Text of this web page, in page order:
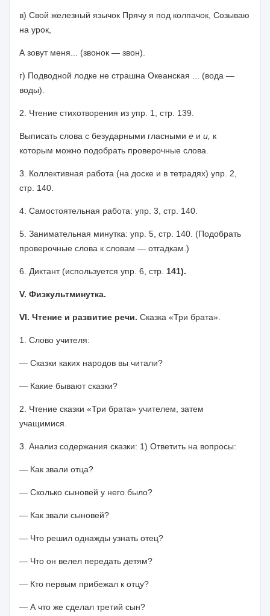
в) Свой железный язычок Прячу я под колпачок, Созываю
на урок,
А зовут меня... (звонок — звон).
г) Подводной лодке не страшна Океанская ... (вода —
воды).
2. Чтение стихотворения из упр. 1, стр. 139.
Выписать слова с безударными гласными е и и, к
которым можно подо­брать проверочные слова.
3. Коллективная работа (на доске и в тетрадях) упр. 2,
стр. 140.
4. Самостоятельная работа: упр. 3, стр. 140.
5. Занимательная минутка: упр. 5, стр. 140. (Подобрать
проверочные слова к словам — отгадкам.)
6. Диктант (используется упр. 6, стр. 141).
V. Физкультминутка.
VI. Чтение и развитие речи. Сказка «Три брата».
1. Слово учителя:
— Сказки каких народов вы читали?
— Какие бывают сказки?
2. Чтение сказки «Три брата» учителем, затем
учащимися.
3. Анализ содержания сказки: 1) Ответить на вопросы:
— Как звали отца?
— Сколько сыновей у него было?
— Как звали сыновей?
— Что решил однажды узнать отец?
— Что он велел передать детям?
— Кто первым прибежал к отцу?
— А что же сделал третий сын?